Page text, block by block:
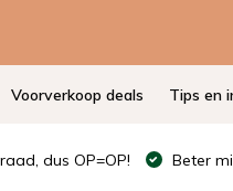
Voorverkoop deals Tips en
dus OP=OP! Beter